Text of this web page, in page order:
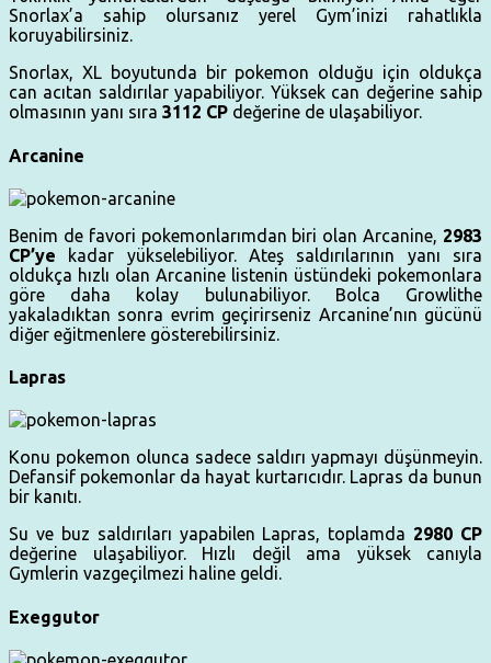
Snorlax’a sahip olursanız yerel Gym’inizi rahatlıkla
koruyabilirsiniz.
Snorlax, XL boyutunda bir pokemon olduğu için oldukça
can acıtan saldırılar yapabiliyor. Yüksek can değerine sahip
olmasının yanı sıra 3112 CP değerine de ulaşabiliyor.
Arcanine
Benim de favori pokemonlarımdan biri olan Arcanine, 2983
CP’ye kadar yükselebiliyor. Ateş saldırılarının yanı sıra
oldukça hızlı olan Arcanine listenin üstündeki pokemonlara
göre daha kolay bulunabiliyor. Bolca Growlithe
yakaladıktan sonra evrim geçirirseniz Arcanine’nın gücünü
diğer eğitmenlere gösterebilirsiniz.
Lapras
Konu pokemon olunca sadece saldırı yapmayı düşünmeyin.
Defansif pokemonlar da hayat kurtarıcıdır. Lapras da bunun
bir kanıtı.
Su ve buz saldırıları yapabilen Lapras, toplamda 2980 CP
değerine ulaşabiliyor. Hızlı değil ama yüksek canıyla
Gymlerin vazgeçilmezi haline geldi.
Exeggutor